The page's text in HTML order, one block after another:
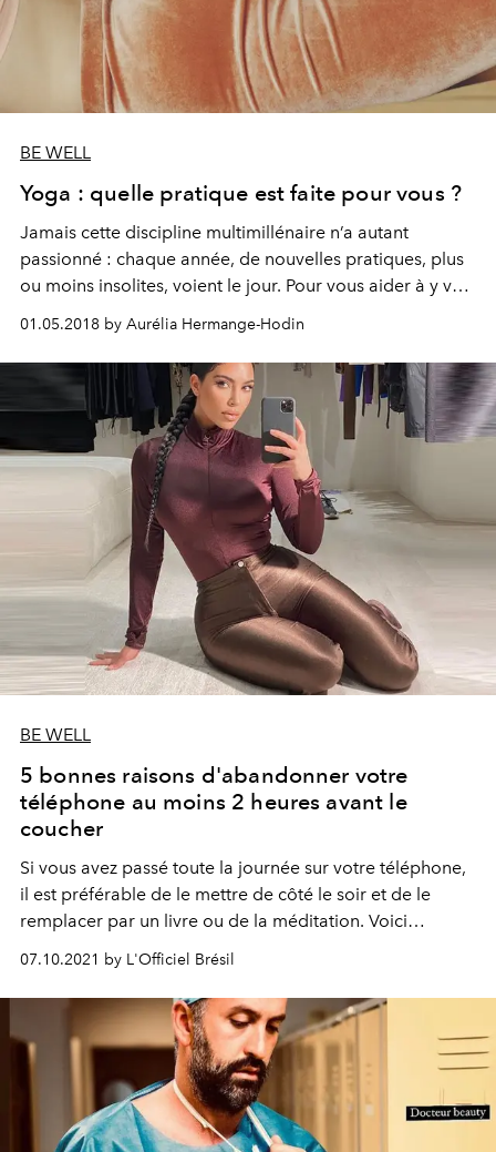
BE WELL
Yoga : quelle pratique est faite pour vous ?
Jamais cette discipline multimillénaire n’a autant
passionné : chaque année, de nouvelles pratiques, plus
ou moins insolites, voient le jour. Pour vous aider à y voir
plus clair et choisir celle qui vous conviendra, un petit
abécédaire des variantes s’impose…
01.05.2018 by Aurélia Hermange-Hodin
BE WELL
5 bonnes raisons d'abandonner votre
téléphone au moins 2 heures avant le
coucher
Si vous avez passé toute la journée sur votre téléphone,
il est préférable de le mettre de côté le soir et de le
remplacer par un livre ou de la méditation. Voici
07.10.2021 by L'Officiel Brésil